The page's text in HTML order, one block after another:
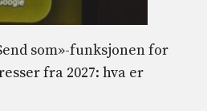
som»-funksjonen for
fra 2027: hva er